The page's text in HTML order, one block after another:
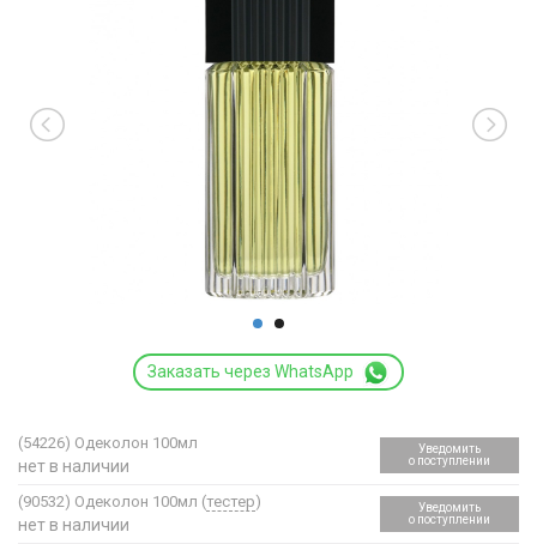
Заказать через WhatsApp
(54226) Одеколон 100мл
нет в наличии
Уведомить
о поступлении
(90532) Одеколон 100мл (тестер)
нет в наличии
Уведомить
о поступлении